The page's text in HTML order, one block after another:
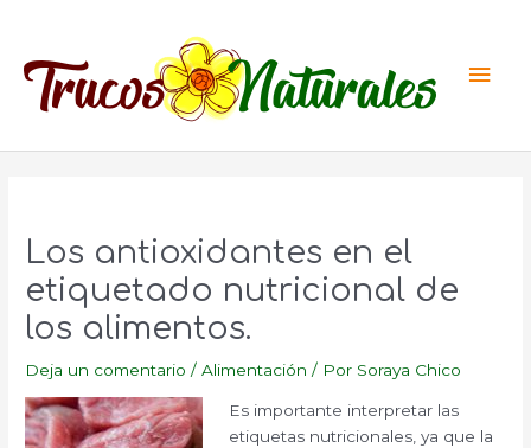
contenido
Los antioxidantes en el
etiquetado nutricional de
los alimentos.
Deja un comentario /Alimentación / Por Soraya Chico
Es importante interpretar las
etiquetas nutricionales, ya que la